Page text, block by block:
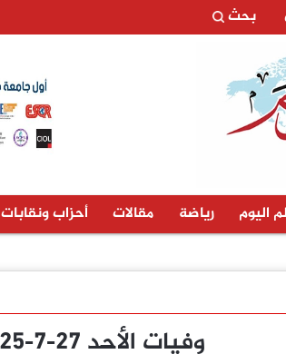
بحث
اليوم رياضة مقالات أحزاب ونقابات
وفيات الأحد 27-7-2025